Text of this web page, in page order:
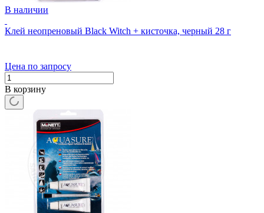
В наличии
Клей неопреновый Black Witch + кисточка, черный 28 г
Цена по запросу
В корзину